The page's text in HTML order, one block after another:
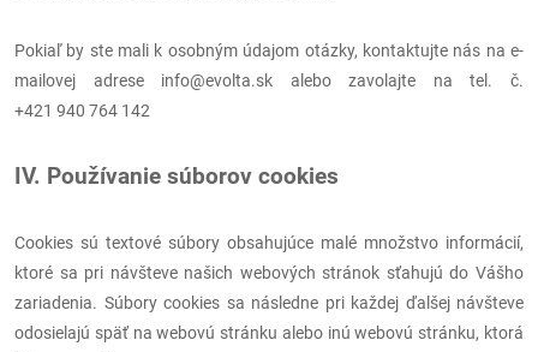
Pokiaľ by ste mali k osobným údajom otázky, kontaktujte nás na e-
mailovej adrese info@evolta.sk alebo zavolajte na tel. č.
+421 940 764 142
IV. Používanie súborov cookies
Cookies sú textové súbory obsahujúce malé množstvo informácií,
ktoré sa pri návšteve našich webových stránok sťahujú do Vášho
zariadenia. Súbory cookies sa následne pri každej ďalšej návšteve
odosielajú späť na webovú stránku alebo inú webovú stránku, ktorá